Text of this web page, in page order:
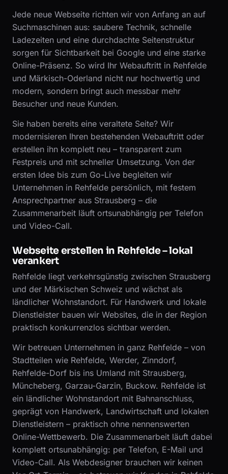
Jede neue Webseite richten wir von Anfang an auf
Suchmaschinen aus: saubere Technik, schnelle
Ladezeiten und eine durchdachte Seitenstruktur
sorgen für Sichtbarkeit bei Google und eine starke
Online-Präsenz. So wird Ihr Webauftritt in Rehfelde
und Märkisch-Oderland nicht nur hochwertig und
modern, sondern bringt auch messbar mehr
Besucher und neue Kunden.
Sie haben bereits eine veraltete Seite? Wir
modernisieren Ihren bestehenden Webauftritt oder
erstellen ihn komplett neu – transparent zum
Festpreis und mit schneller Umsetzung. Von der
ersten Idee bis zum Go-Live begleiten wir
Unternehmen in Rehfelde persönlich, mit festem
Ansprechpartner aus Strausberg – die
Zusammenarbeit läuft ortsunabhängig per Telefon
und Video-Call.
Webseite erstellen in Rehfelde – lokal
verankert
Rehfelde liegt verkehrsgünstig zwischen Strausberg
und der Märkischen Schweiz und wächst als
ländlicher Wohnstandort. Für Handwerk und lokale
Dienstleister bauen wir Websites, die in der Region
praktisch konkurrenzlos sichtbar werden.
Wir betreuen Unternehmen in ganz Rehfelde – von
Stadtteilen wie Rehfelde, Werder, Zinndorf,
Rehfelde-Dorf bis ins Umland mit Strausberg,
Müncheberg, Garzau-Garzin, Buckow. Rehfelde ist
ein ländlicher Wohnstandort mit Bahnanschluss,
geprägt von Handwerk, Landwirtschaft und lokalen
Dienstleistern – praktisch ohne nennenswerten
Online-Wettbewerb. Die Zusammenarbeit läuft dabei
komplett ortsunabhängig: per Telefon, E-Mail und
Video-Call. Als Webdesigner brauchen wir keinen